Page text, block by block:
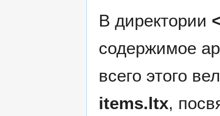
В директории
содержимое
всего этого
items.ltx,